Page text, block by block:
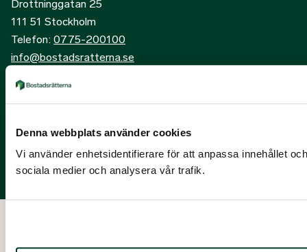
Denna webbplats använder cookies
Vi använder enhetsidentifierare för att anpassa innehållet
sociala medier och analysera vår trafik.
Drottninggatan 25
111 51 Stockholm
Telefon: 0775-200100
info@bostadsratterna.se
Facebook
LinkedIn